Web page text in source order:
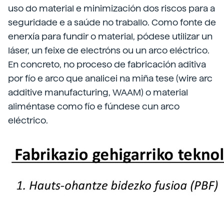
uso do material e minimización dos riscos para a
seguridade e a saúde no traballo. Como fonte de
enerxía para fundir o material, pódese utilizar un
láser, un feixe de electróns ou un arco eléctrico.
En concreto, no proceso de fabricación aditiva
por fío e arco que analicei na miña tese (wire arc
additive manufacturing, WAAM) o material
aliméntase como fío e fúndese cun arco
eléctrico.